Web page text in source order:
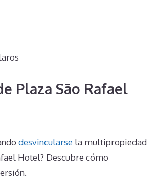
Plaza São Rafael
desvincularse la multipropiedad
Hotel? Descubre cómo